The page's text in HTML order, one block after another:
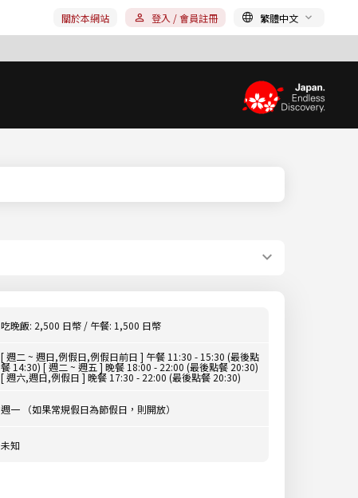
關於本網站 登入 / 會員註冊 繁體中文
吃晚飯: 2,500 日幣 / 午餐: 1,500 日幣
[ 週二 ~ 週日,例假日,例假日前日 ] 午餐 11:30 - 15:30 (最後點
餐 14:30) [ 週二 ~ 週五 ] 晚餐 18:00 - 22:00 (最後點餐 20:30)
[ 週六,週日,例假日 ] 晚餐 17:30 - 22:00 (最後點餐 20:30)
週一 （如果常規假日為節假日，則開放）
未知